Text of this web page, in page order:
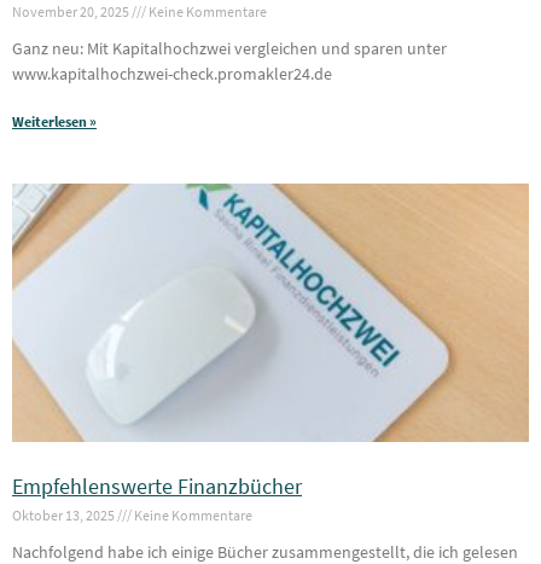
November 20, 2025 Keine Kommentare
Ganz neu: Mit Kapitalhochzwei vergleichen und sparen unter
www.kapitalhochzwei-check.promakler24.de
Weiterlesen »
Empfehlenswerte Finanzbücher
Oktober 13, 2025 Keine Kommentare
Nachfolgend habe ich einige Bücher zusammengestellt, die ich gelesen